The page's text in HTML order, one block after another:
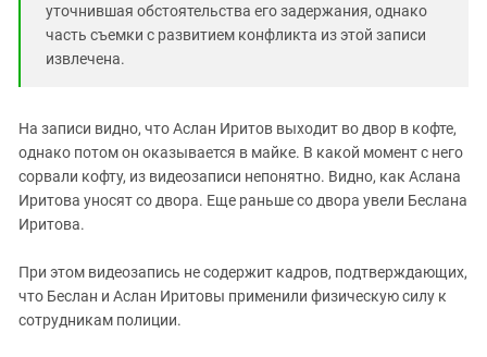
уточнившая обстоятельства его задержания, однако
часть съемки с развитием конфликта из этой записи
извлечена.
На записи видно, что Аслан Иритов выходит во двор в кофте,
однако потом он оказывается в майке. В какой момент с него
сорвали кофту, из видеозаписи непонятно. Видно, как Аслана
Иритова уносят со двора. Еще раньше со двора увели Беслана
Иритова.
При этом видеозапись не содержит кадров, подтверждающих,
что Беслан и Аслан Иритовы применили физическую силу к
сотрудникам полиции.